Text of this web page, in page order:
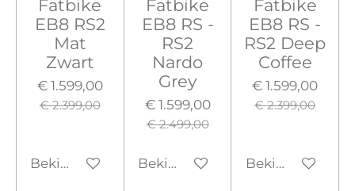
Fatbike
EB8 RS2
Mat
Zwart
€ 1.599,00
€ 2.399,00
Bekijk details
Fatbike
EB8 RS -
RS2
Nardo
Grey
€ 1.599,00
€ 2.499,00
Bekijk details
Fatbike
EB8 RS -
RS2 Deep
Coffee
€ 1.599,00
€ 2.399,00
Bekijk details